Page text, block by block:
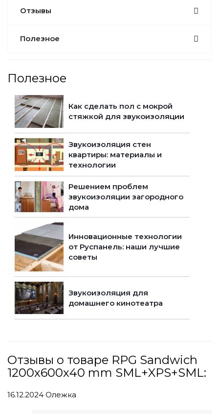
Отзывы
Полезное
Полезное
Как сделать пол с мокрой
стяжкой для звукоизоляции
Звукоизоляция стен
квартиры: материалы и
технологии
Решением проблем
звукоизоляции загородного
дома
Инновационные технологии
от Руспанель: наши лучшие
советы
Звукоизоляция для
домашнего кинотеатра
Отзывы о товаре RPG Sandwich
1200х600х40 mm SML+XPS+SML:
16.12.2024 Олежка